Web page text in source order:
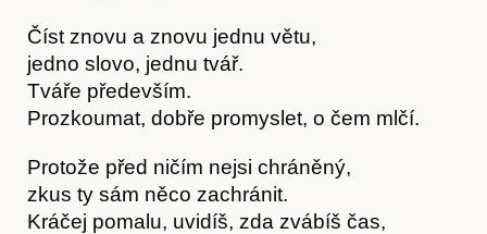
Akce
Číst znovu a znovu jednu větu,
jedno slovo, jednu tvář.
Tváře především.
Prozkoumat, dobře promyslet, o čem mlčí.
Protože před ničím nejsi chráněný,
zkus ty sám něco zachránit.
Kráčej pomalu, uvidíš, zda zvábíš čas,